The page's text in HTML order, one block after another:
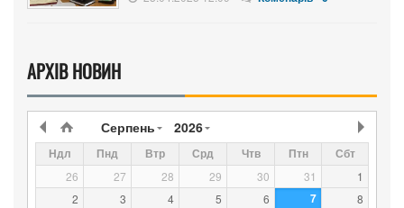
АРХІВ НОВИН
Серпень 2026
Ндл Пнд Втр Срд Чтв Птн Сбт
26 27 28 29 30 31
1
2
3 4 5 6 7
8